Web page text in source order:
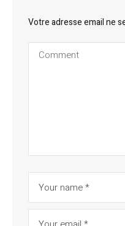
Votre adresse email ne